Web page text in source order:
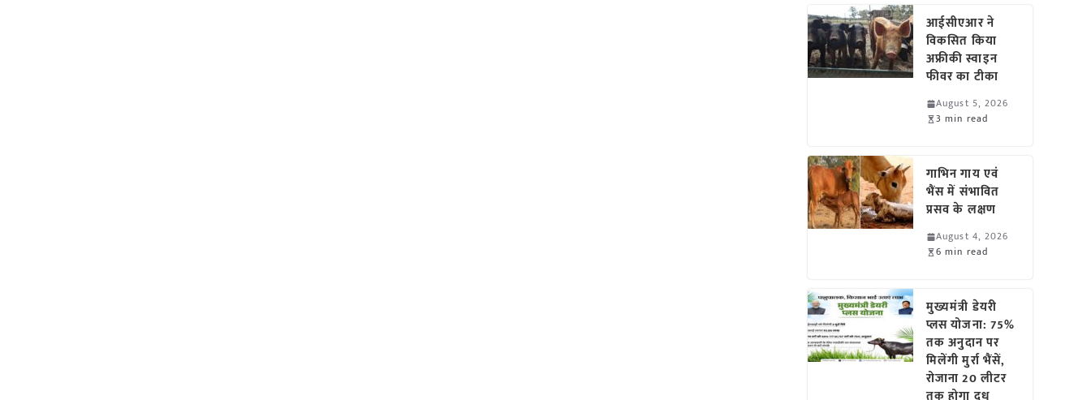
आईसीएआर ने
विकसित किया
अफ्रीकी स्वाइन
फीवर का टीका
August 5, 2026
3 min read
गाभिन गाय एवं
भैंस में संभावित
प्रसव के लक्षण
August 4, 2026
6 min read
मुख्यमंत्री डेयरी
प्लस योजना: 75%
तक अनुदान पर
मिलेंगी मुर्रा भैंसें,
रोजाना 20 लीटर